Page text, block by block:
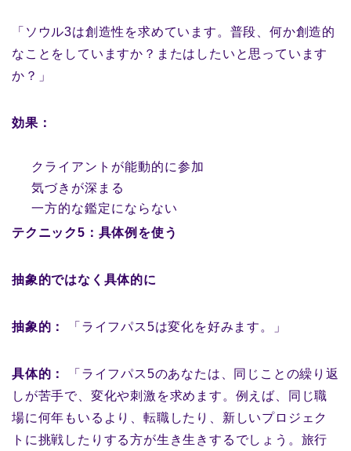
「ソウル3は創造性を求めています。普段、何か創造的
なことをしていますか？またはしたいと思っています
か？」
効果：
クライアントが能動的に参加
気づきが深まる
一方的な鑑定にならない
テクニック5：具体例を使う
抽象的ではなく具体的に
抽象的： 「ライフパス5は変化を好みます。」
具体的：
「ライフパス5のあなたは、同じことの繰り返
しが苦手で、変化や刺激を求めます。例えば、同じ職
場に何年もいるより、転職したり、新しいプロジェク
トに挑戦したりする方が生き生きするでしょう。旅行